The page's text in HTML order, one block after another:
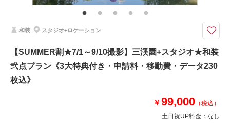
メイクスタッフ撮影同行・撮影日程変更無料
《3大特典》①ウェルカムボードA3or六切り写真2面1冊 ②土日祝日料金
無料 ③オプション20％OFF をプレゼント！
東京ドーム4個分の広大な敷地を有している日本庭園「三渓園」
●スタジオで床の間か、金屛風でお辞儀の写真撮影付きです
●衣装による追加料金はございません！
和装 スタジオ+ロケーション
【SUMMER割★7/1～9/10撮影】三渓園+スタジオ★和装
弐点プラン《3大特典付き・申請料・移動費・データ230
枚込》
￥99,000 （税込）
土日祝UP料金： なし